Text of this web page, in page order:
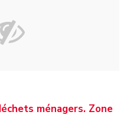
ménagers. Zone